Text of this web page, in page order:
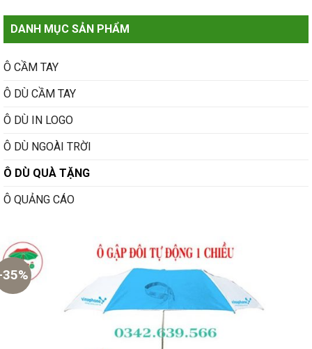
DANH MỤC SẢN PHẨM
Ô CẦM TAY
Ô DÙ CẦM TAY
Ô DÙ IN LOGO
Ô DÙ NGOÀI TRỜI
Ô DÙ QUÀ TẶNG
Ô QUẢNG CÁO